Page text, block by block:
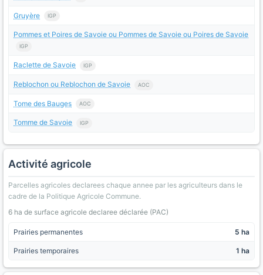
Gruyère IGP
Pommes et Poires de Savoie ou Pommes de Savoie ou Poires de Savoie
IGP
Raclette de Savoie IGP
Reblochon ou Reblochon de Savoie AOC
Tome des Bauges AOC
Tomme de Savoie IGP
Activité agricole
Parcelles agricoles declarees chaque annee par les agriculteurs dans le
cadre de la Politique Agricole Commune.
6 ha de surface agricole declaree déclarée (PAC)
Prairies permanentes 5 ha
Prairies temporaires 1 ha